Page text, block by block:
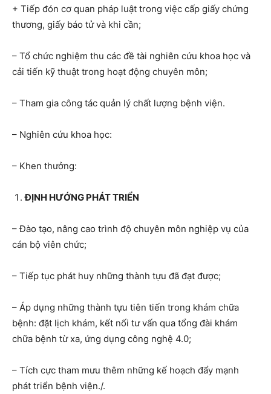
+ Tiếp đón cơ quan pháp luật trong việc cấp giấy chứng
thương, giấy báo tử và khi cần;
– Tổ chức nghiệm thu các đề tài nghiên cứu khoa học và
cải tiến kỹ thuật trong hoạt động chuyên môn;
– Tham gia công tác quản lý chất lượng bệnh viện.
– Nghiên cứu khoa học:
– Khen thưởng:
ĐỊNH HƯỚNG PHÁT TRIỂN
– Đào tạo, nâng cao trình độ chuyên môn nghiệp vụ của
cán bộ viên chức;
– Tiếp tục phát huy những thành tựu đã đạt được;
– Áp dụng những thành tựu tiên tiến trong khám chữa
bệnh: đặt lịch khám, kết nối tư vấn qua tổng đài khám
chữa bệnh từ xa, ứng dụng công nghệ 4.0;
– Tích cực tham mưu thêm những kế hoạch đẩy mạnh
phát triển bệnh viện./.